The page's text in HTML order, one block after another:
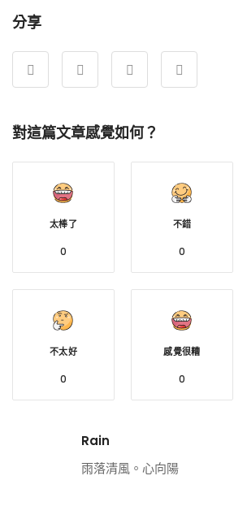
分享
對這篇文章感覺如何？
太棒了
0
不錯
0
不太好
0
感覺很糟
0
Rain
雨落清風。心向陽